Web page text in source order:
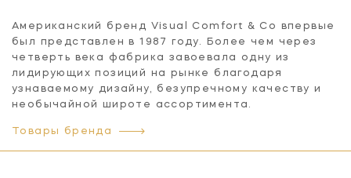
Американский бренд Visual Comfort & Co впервые
был представлен в 1987 году. Более чем через
четверть века фабрика завоевала одну из
лидирующих позиций на рынке благодаря
узнаваемому дизайну, безупречному качеству и
необычайной широте ассортимента.
Товары бренда